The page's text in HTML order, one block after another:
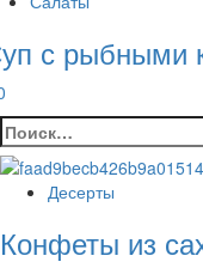
с рыбными
Найти:
Десерты
Конфеты из